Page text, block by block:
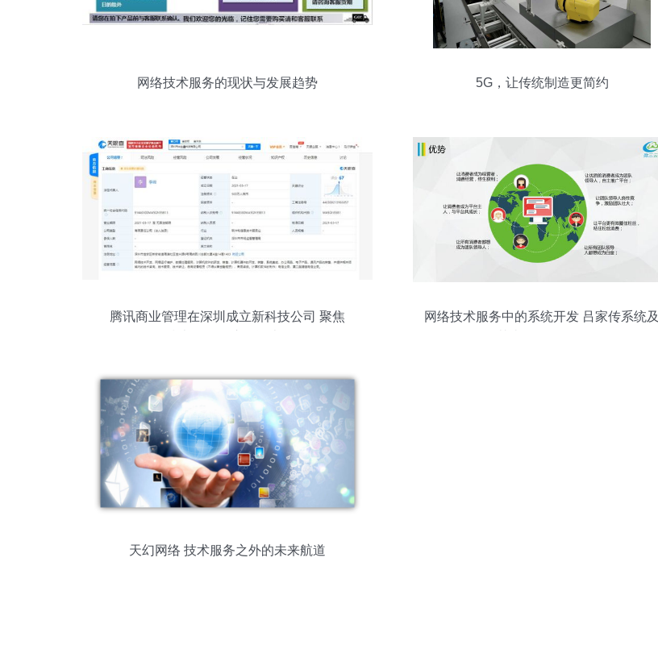
网络技术服务的现状与发展趋势 5G，让传统制造更简约
腾讯商业管理在深圳成立新科技公司 聚焦
网络技术服务中的系统开发 吕家传系统及
天幻网络 技术服务之外的未来航道